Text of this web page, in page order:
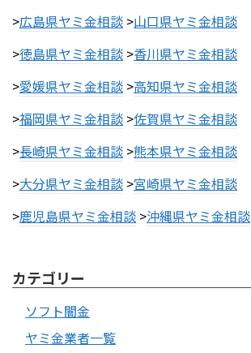
>広島県ヤミ金相談 >山口県ヤミ金相談
>徳島県ヤミ金相談 >香川県ヤミ金相談
>愛媛県ヤミ金相談 >高知県ヤミ金相談
>福岡県ヤミ金相談 >佐賀県ヤミ金相談
>長崎県ヤミ金相談 >熊本県ヤミ金相談
>大分県ヤミ金相談 >宮崎県ヤミ金相談
>鹿児島県ヤミ金相談 >沖縄県ヤミ金相談
カテゴリー
ソフト闇金
ヤミ金業者一覧